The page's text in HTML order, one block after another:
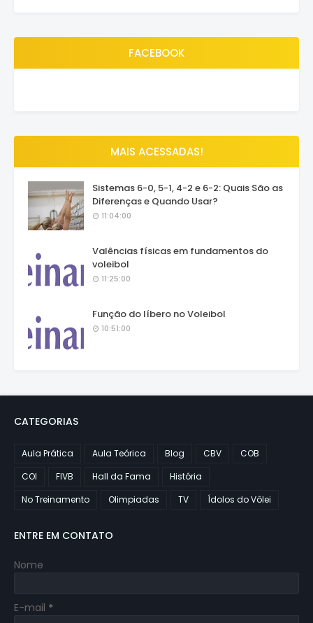
FACEBOOK
MAIS ACESSADAS!
Sistemas 6-0, 5-1, 4-2 e 6-2: Quais São as
Diferenças e Quando Usar?
11:04:00
Valências físicas em fundamentos do
voleibol
11:25:00
Função do líbero no Voleibol
10:51:00
CATEGORIAS
Aula Prática Aula Teórica Blog CBV
COB
COI
FIVB Hall da Fama
História
No Treinamento
Olimpiadas TV Ídolos do Vôlei
ENTRE EM CONTATO
Nome
E-mail *